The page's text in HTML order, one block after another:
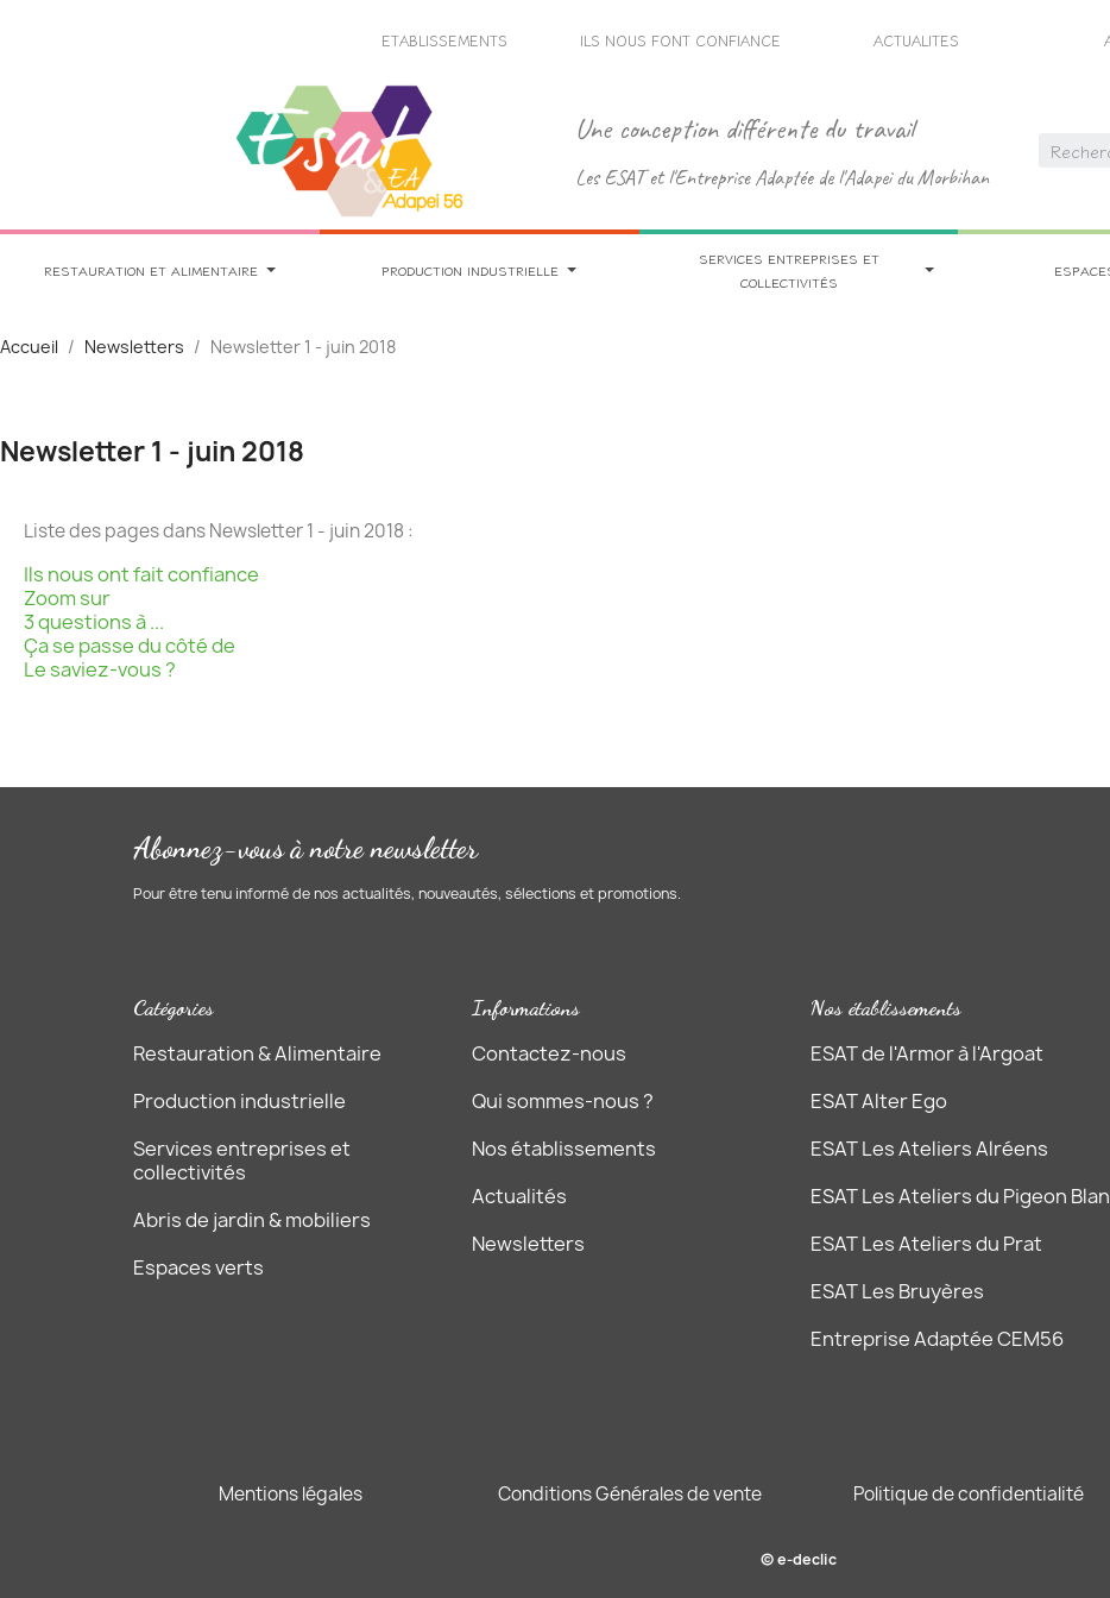
ETABLISSEMENTS ILS NOUS FONT CONFIANCE ACTUALITES
Une conception différente du travail
Les ESAT et l'Entreprise Adaptée de l'Adapei du Morbihan
RESTAURATION ET ALIMENTAIRE PRODUCTION INDUSTRIELLE
SERVICES ENTREPRISES ET
COLLECTIVITÉS
Accueil Newsletters Newsletter 1 - juin 2018
Newsletter 1 - juin 2018
Liste des pages dans Newsletter 1 - juin 2018 :
Ils nous ont fait confiance
Zoom sur
3 questions à ...
Ça se passe du côté de
Le saviez-vous ?
Abonnez-vous à notre newsletter
Pour être tenu informé de nos actualités, nouveautés, sélections et promotions.
Catégories
Restauration & Alimentaire
Production industrielle
Services entreprises et
collectivités
Abris de jardin & mobiliers
Espaces verts
Informations
Contactez-nous
Qui sommes-nous ?
Nos établissements
Actualités
Newsletters
Nos établissements
ESAT de l'Armor à l'Argoat
ESAT Alter Ego
ESAT Les Ateliers Alréens
ESAT Les Ateliers du Pigeon
ESAT Les Ateliers du Prat
ESAT Les Bruyères
Entreprise Adaptée CEM56
Mentions légales Conditions Générales de vente Politique de confidentialité
© e-declic